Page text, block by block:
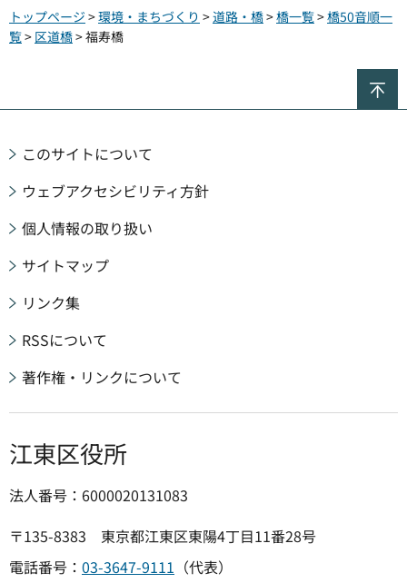
トップページ >環境・まちづくり >道路・橋>橋一覧>橋50音順一
覧> 区道橋> 福寿橋
このサイトについて
ウェブアクセシビリティ方針
個人情報の取り扱い
サイトマップ
リンク集
RSSについて
著作権・リンクについて
江東区役所
法人番号：6000020131083
〒135-8383 東京都江東区東陽4丁目11番28号
電話番号： 03-3647-9111 （代表）